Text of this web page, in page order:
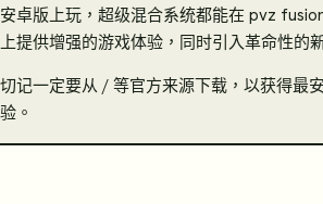
安卓版上玩，超级混合系统都能在 pvz
上提供增强的游戏体验，同时引入革命性的
切记一定要从 / 等官方来源下载，以获得最
验。